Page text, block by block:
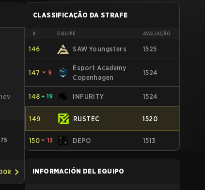
CLASSIFICAÇÃO DA STRAFE
# EQUIPE AVALIAÇÃO
146 SAW Youngsters 1525
147 ⏷ 9
Esport Academy
Copenhagen
1524
148 ⏶ 19 INFURITY 1524
149 RUSTEC 1520
150 ⏷ 13 DEPO 1513
INFORMACIÓN DEL EQUIPO